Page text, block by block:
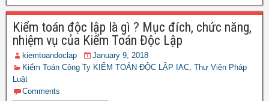
Kiểm toán độc lập là gì ? Mục đích, chức năng,
nhiệm vụ của Kiểm Toán Độc Lập
kiemtoandoclap
January 9, 2018
Kiểm Toán Công Ty KIỂM TOÁN ĐỘC LẬP IAC, Thư Viện Pháp
Luật
Comments